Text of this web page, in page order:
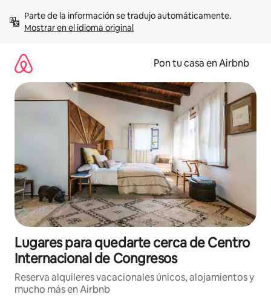
contenidoMostrar en el idioma original
Pon tu casa en Airbnb
Lugares para quedarte cerca de Centro
Internacional de Congresos
Reserva alquileres vacacionales únicos, alojamientos y
mucho más en Airbnb